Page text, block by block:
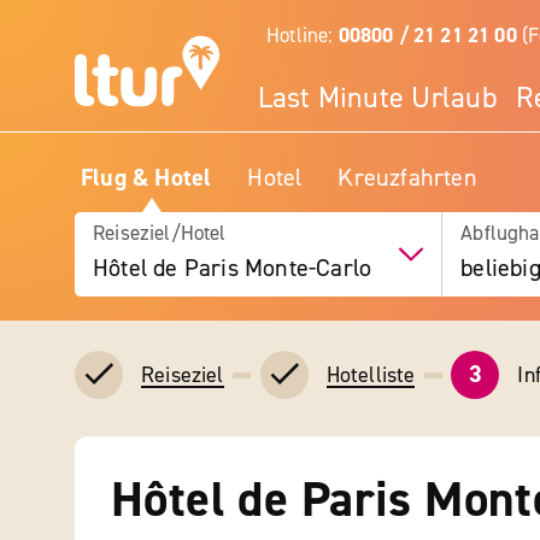
Hotline: 00800 / 21 21 21 00
Last Minute Urlaub
Flug & Hotel Hotel Kreuzfahrten
Reiseziel/Hotel
Hôtel de Paris Monte-Carlo beliebig
Reiseziel Hotelliste 3
Hôtel de Paris